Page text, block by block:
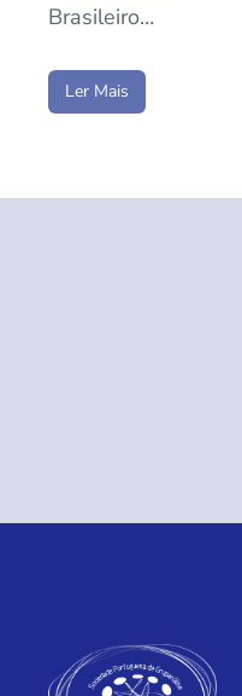
Brasileiro…
Ler Mais